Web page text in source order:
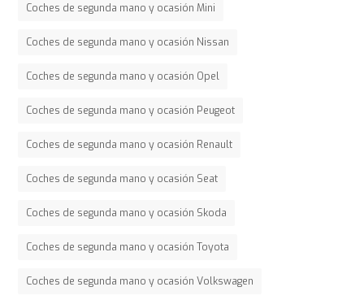
Coches de segunda mano y ocasión Mini
Coches de segunda mano y ocasión Nissan
Coches de segunda mano y ocasión Opel
Coches de segunda mano y ocasión Peugeot
Coches de segunda mano y ocasión Renault
Coches de segunda mano y ocasión Seat
Coches de segunda mano y ocasión Skoda
Coches de segunda mano y ocasión Toyota
Coches de segunda mano y ocasión Volkswagen